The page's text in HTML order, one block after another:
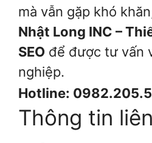
mà vẫn gặp khó
Nhật Long INC –
SEO để được tư vấn
nghiệp.
Hotline:
Thông tin